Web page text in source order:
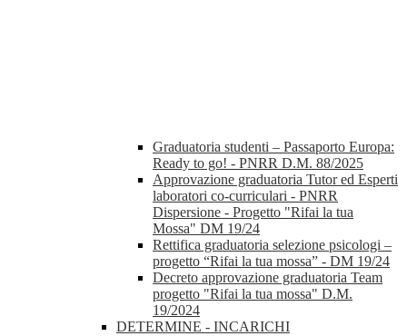
Graduatoria studenti – Passaporto Europa:
Ready to go! - PNRR D.M. 88/2025
Approvazione graduatoria Tutor ed Esperti
laboratori co-curriculari - PNRR
Dispersione - Progetto "Rifai la tua
Mossa" DM 19/24
Rettifica graduatoria selezione psicologi –
progetto “Rifai la tua mossa” - DM 19/24
Decreto approvazione graduatoria Team
progetto "Rifai la tua mossa" D.M.
19/2024
DETERMINE - INCARICHI